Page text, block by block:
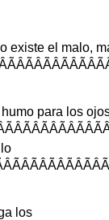
existe el malo,
humo para los
lo
los